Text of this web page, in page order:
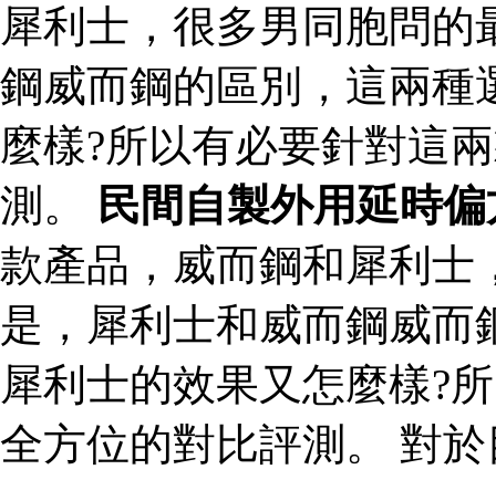
犀利士，很多男同胞問
鋼威而鋼的區別，這兩種
麼樣?所以有必要針對這
測。 民間自製外用延時偏
款產品，威而鋼和犀利士
是，犀利士和威而鋼威
犀利士的效果又怎麼樣?
全方位的對比評測。 對